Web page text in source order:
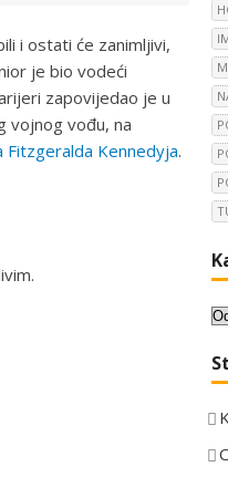
i ostati će zanimljivi,
je bio vodeći
zapovijedao je u
vojnog vođu, na
Fitzgeralda Kennedyja.
K
t
g
o